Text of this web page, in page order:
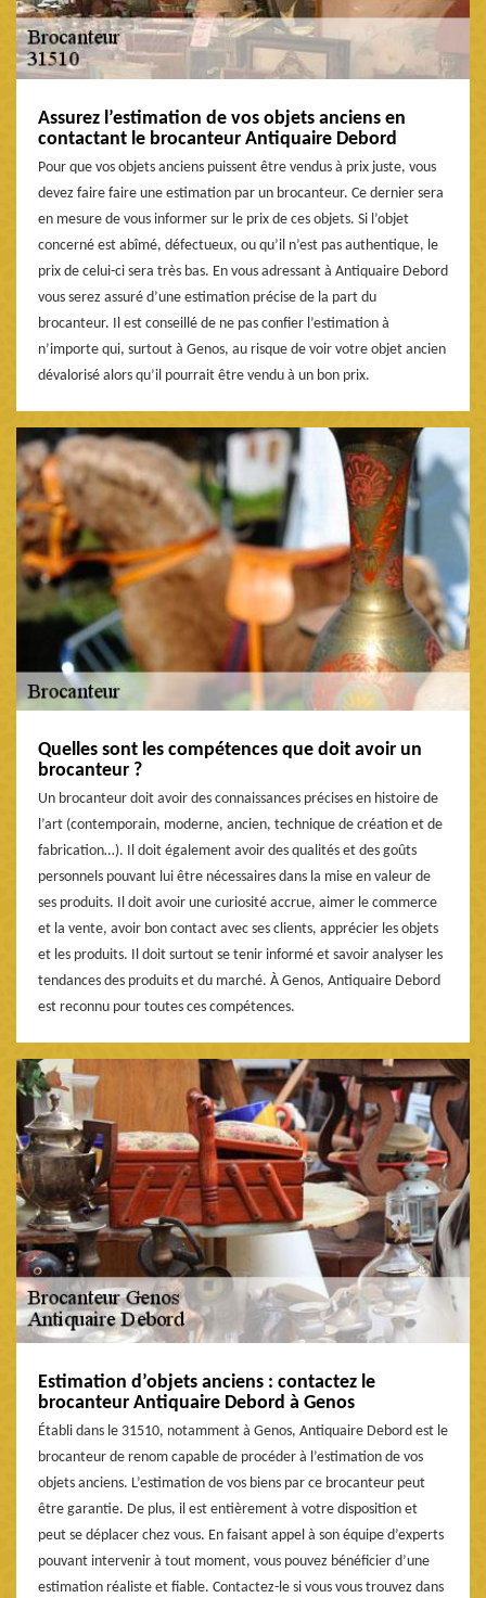
Assurez l’estimation de vos objets anciens en
contactant le brocanteur Antiquaire Debord
Pour que vos objets anciens puissent être vendus à prix juste, vous
devez faire faire une estimation par un brocanteur. Ce dernier sera
en mesure de vous informer sur le prix de ces objets. Si l’objet
concerné est abîmé, défectueux, ou qu’il n’est pas authentique, le
prix de celui-ci sera très bas. En vous adressant à Antiquaire Debord
vous serez assuré d’une estimation précise de la part du
brocanteur. Il est conseillé de ne pas confier l’estimation à
n’importe qui, surtout à Genos, au risque de voir votre objet ancien
dévalorisé alors qu’il pourrait être vendu à un bon prix.
Quelles sont les compétences que doit avoir un
brocanteur ?
Un brocanteur doit avoir des connaissances précises en histoire de
l’art (contemporain, moderne, ancien, technique de création et de
fabrication…). Il doit également avoir des qualités et des goûts
personnels pouvant lui être nécessaires dans la mise en valeur de
ses produits. Il doit avoir une curiosité accrue, aimer le commerce
et la vente, avoir bon contact avec ses clients, apprécier les objets
et les produits. Il doit surtout se tenir informé et savoir analyser les
tendances des produits et du marché. À Genos, Antiquaire Debord
est reconnu pour toutes ces compétences.
Estimation d’objets anciens : contactez le
brocanteur Antiquaire Debord à Genos
Établi dans le 31510, notamment à Genos, Antiquaire Debord est le
brocanteur de renom capable de procéder à l’estimation de vos
objets anciens. L’estimation de vos biens par ce brocanteur peut
être garantie. De plus, il est entièrement à votre disposition et
peut se déplacer chez vous. En faisant appel à son équipe d’experts
pouvant intervenir à tout moment, vous pouvez bénéficier d’une
estimation réaliste et fiable. Contactez-le si vous vous trouvez dans